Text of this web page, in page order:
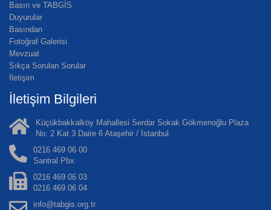
Basın ve TABGİS
Duyurular
Basından
Fotoğraf Galerisi
Mevzuat
Sıkça Sorulan Sorular
İletişim
İletişim Bilgileri
Küçükbakkalköy Mahallesi Serdar Sokak Gökmenoğlu Plaza
No: 2 Kat 3 Daire 6 Ataşehir / İstanbul
0216 469 06 00
Santral Pbx
0216 469 06 03
0216 469 06 04
info@tabgis.org.tr